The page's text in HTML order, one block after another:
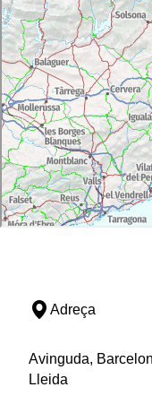
Adreça
Avinguda,
Lleida